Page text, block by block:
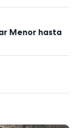
Menor hasta